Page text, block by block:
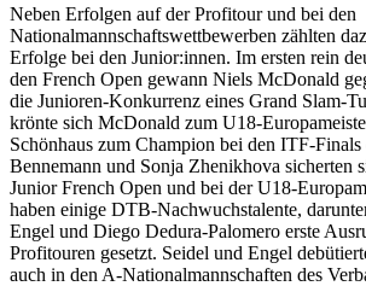
analysieren. Außerdem geben wir
Verwendung unserer Website an
soziale Medien, Werbung und
Partner führen diese Informationen
weiteren Daten zusammen, die Sie
haben oder die sie im Rahmen Ihrer
gesammelt haben. DieCookie-
jederzeit über den Link im Footer
angepasst werden.
Neben Erfolgen auf der Profitour und bei den
Nationalmannschaftswettbewerben zählten
Erfolge bei den Junior:innen. Im ersten rein
den French Open gewann Niels McDonald
die Junioren-Konkurrenz eines Grand Slam-
krönte sich McDonald zum U18-
Schönhaus zum Champion bei den ITF-
Bennemann und Sonja Zhenikhova sicherten
Junior French Open und bei der U18-
haben einige DTB-Nachwuchstalente,
Engel und Diego Dedura-Palomero erste
Profitouren gesetzt. Seidel und Engel
auch in den A-Nationalmannschaften des